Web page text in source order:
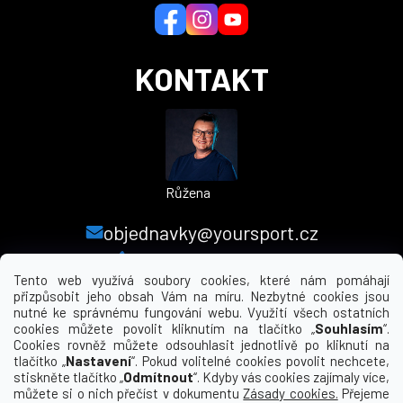
Tento web využívá soubory cookies, které nám pomáhají
přizpůsobit jeho obsah Vám na míru. Nezbytné cookies jsou
nutné ke správnému fungování webu. Využití všech ostatních
cookies můžete povolit kliknutím na tlačítko „Souhlasím“.
Cookies rovněž můžete odsouhlasit jednotlivě po kliknutí na
tlačítko „Nastavení“. Pokud volitelné cookies povolit nechcete,
stiskněte tlačítko „Odmítnout“. Kdyby vás cookies zajímaly více,
můžete si o nich přečíst v dokumentuZásady cookies. Přejeme
KONTAKT
Růžena
objednavky@yoursport.cz
+420 224 250 000
MENU
INFORMACE PRO VÁS